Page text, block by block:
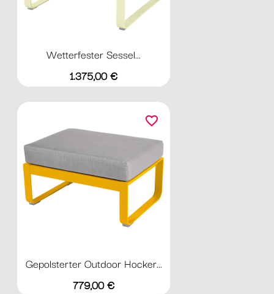
Wetterfester Sessel...
Preis
1.375,00 €
Gepolsterter Outdoor Hocker...
Preis
779,00 €
favorite_border